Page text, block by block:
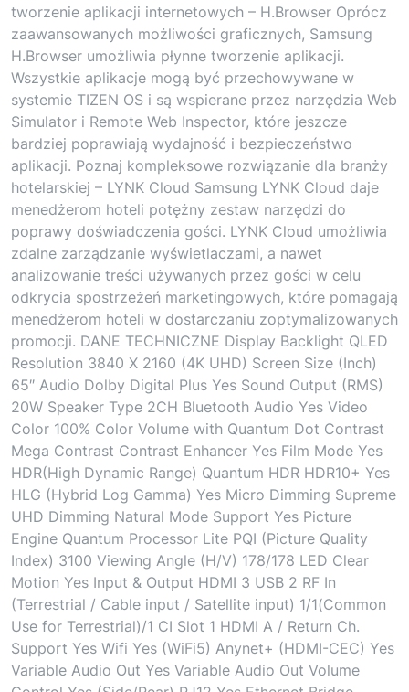
tworzenie aplikacji internetowych – H.Browser Oprócz
zaawansowanych możliwości graficznych, Samsung
H.Browser umożliwia płynne tworzenie aplikacji.
Wszystkie aplikacje mogą być przechowywane w
systemie TIZEN OS i są wspierane przez narzędzia Web
Simulator i Remote Web Inspector, które jeszcze
bardziej poprawiają wydajność i bezpieczeństwo
aplikacji. Poznaj kompleksowe rozwiązanie dla branży
hotelarskiej – LYNK Cloud Samsung LYNK Cloud daje
menedżerom hoteli potężny zestaw narzędzi do
poprawy doświadczenia gości. LYNK Cloud umożliwia
zdalne zarządzanie wyświetlaczami, a nawet
analizowanie treści używanych przez gości w celu
odkrycia spostrzeżeń marketingowych, które pomagają
menedżerom hoteli w dostarczaniu zoptymalizowanych
promocji. DANE TECHNICZNE Display Backlight QLED
Resolution 3840 X 2160 (4K UHD) Screen Size (Inch)
65″ Audio Dolby Digital Plus Yes Sound Output (RMS)
20W Speaker Type 2CH Bluetooth Audio Yes Video
Color 100% Color Volume with Quantum Dot Contrast
Mega Contrast Contrast Enhancer Yes Film Mode Yes
HDR(High Dynamic Range) Quantum HDR HDR10+ Yes
HLG (Hybrid Log Gamma) Yes Micro Dimming Supreme
UHD Dimming Natural Mode Support Yes Picture
Engine Quantum Processor Lite PQI (Picture Quality
Index) 3100 Viewing Angle (H/V) 178/178 LED Clear
Motion Yes Input & Output HDMI 3 USB 2 RF In
(Terrestrial / Cable input / Satellite input) 1/1(Common
Use for Terrestrial)/1 CI Slot 1 HDMI A / Return Ch.
Support Yes Wifi Yes (WiFi5) Anynet+ (HDMI-CEC) Yes
Variable Audio Out Yes Variable Audio Out Volume